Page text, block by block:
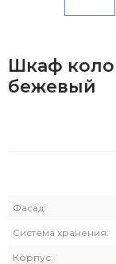
Шкаф
бежевый
Фасад:
Система хранения:
Корпус: